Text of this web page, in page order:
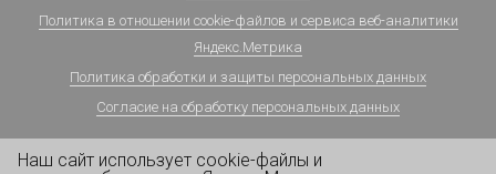
Политика в отношении cookie-файлов и сервиса веб-аналитики
Яндекс.Метрика
Политика обработки и защиты персональных данных
Согласие на обработку персональных данных
Наш сайт использует cookie-файлы и